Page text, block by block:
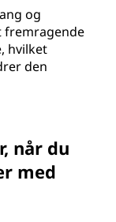
og
fremragende
hvilket
den
når du
med